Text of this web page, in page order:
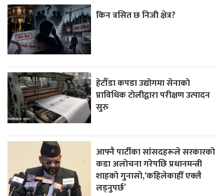
किन त्रसित छ निजी क्षेत्र?
हेटौँडा कपडा उद्योगमा सेनाको
प्राविधिक टोलीद्वारा परीक्षण उत्पादन
सुरु
आफ्नै पार्टीका सांसदहरूले सरकारको
कडा अलोचना गरेपछि प्रधानमन्त्री
शाहकाे गुनासाे,‘कहिलेकाहीँ एक्लै
लड्नुपर्छ’